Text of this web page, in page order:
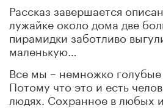
Рассказ завершается
лужайке около дома две
пирамидки заботливо
маленькую…
Все мы – немножко голубые
Потому что это и есть
людях. Сохранное в любых